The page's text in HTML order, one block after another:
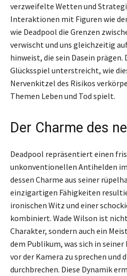
verzweifelte Wetten und
Interaktionen mit Figuren wie
wie Deadpool die Grenzen
verwischt und uns gleichzeitig
hinweist, die sein Dasein prägen.
Glücksspiel unterstreicht, wie
Nervenkitzel des Risikos
Themen Leben und Tod spielt.
Der Charme des
Deadpool repräsentiert einen
unkonventionellen Antihelden
dessen Charme aus seiner
einzigartigen Fähigkeiten
ironischen Witz und einer
kombiniert. Wade Wilson ist
Charakter, sondern auch ein
dem Publikum, was sich in
vor der Kamera zu sprechen und
durchbrechen. Diese Dynamik